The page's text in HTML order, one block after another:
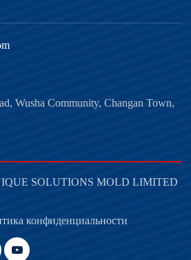
Wusha Community, Changan Town,
SOLUTIONS MOLD LIMITED
конфиденциальности